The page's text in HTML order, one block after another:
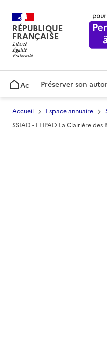
RÉPUBLIQUE
FRANÇAISE
AccueilPréserver son
Accueil Espace annuaire
SSIAD - EHPAD La Clairière des